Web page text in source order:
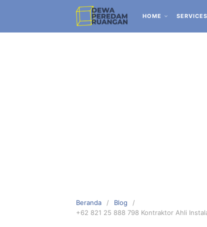
HOME SERVICES
Beranda
Blog
+62 821 25 888 798 Kontraktor Ahli